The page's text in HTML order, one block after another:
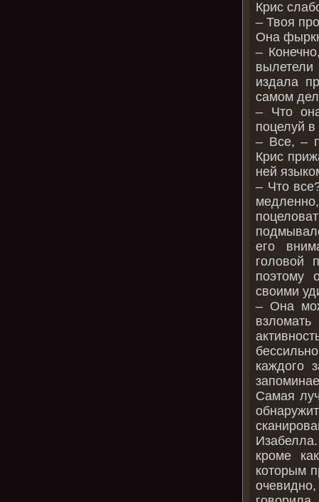
Крис
– Твоя
Она
–
вылетели
издала
самом
– Что
поцелуй в
– Все, –
Крис
ней
– Что
его
головой
поэтому
своими
– Она
каждого
Самая
кроме
которым